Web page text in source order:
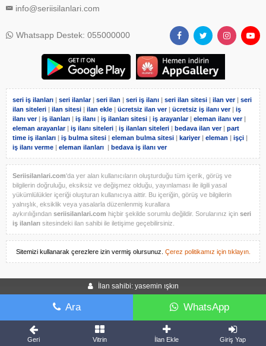
İlan sahibi: yasemin ışkın
Ara WhatsApp
info@seriisilanlari.com
Whatsapp Destek: 055000000
seri iş ilanları | seri ilanlar| seri ilan | seri iş ilanı | seri ilan sitesi | ilan ver| seri
ilan siteleri | ilan sitesi | ilan ekle | ücretsiz ilan ver| ücretsiz iş ilanı ver| iş
ilanı ver| iş ilanları | iş ilanı | iş ilanları sitesi | iş arayanlar| eleman ilanı ver|
eleman arayanlar| iş ilanı siteleri | iş ilanları siteleri | bedava ilan ver| part
time iş ilanları | iş bulma sitesi | eleman bulma sitesi | kariyer| eleman | işçi |
iş ilanı verme | eleman ilanları | bedava iş ilanı ver
Seriisilanlari.com'da yer alan kullanıcıların oluşturduğu tüm içerik, görüş ve
bilgilerin doğruluğu, eksiksiz ve değişmez olduğu, yayınlaması ile ilgili yasal
yükümlülükler içeriği oluşturan kullanıcıya aittir. Bu içeriğin, görüş ve bilgilerin
yalnışlık, eksiklik veya yasalarla düzenlenmiş kurallara
aykırılığından seriisilanlari.com hiçbir şekilde sorumlu değildir. Sorularınız için seri
iş ilanları sitesindeki ilan sahibi ile iletişime geçebilirsiniz.
Sitemizi kullanarak çerezlere izin vermiş olursunuz. Çerez politikamız için tıklayın.
Geri Vitrin İlan Ekle Giriş Yap